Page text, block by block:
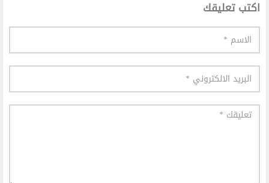
اكتب تعليقك